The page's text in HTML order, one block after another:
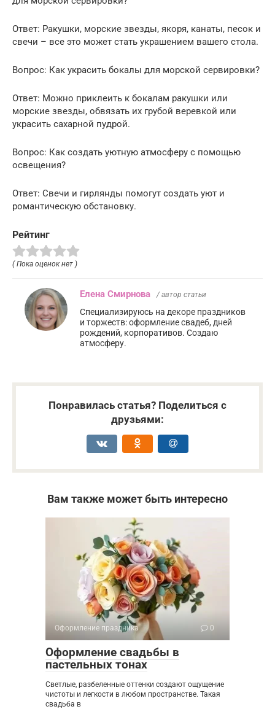
Ответ: Ракушки, морские звезды, якоря, канаты, песок и
свечи – все это может стать украшением вашего стола.
Вопрос: Как украсить бокалы для морской сервировки?
Ответ: Можно приклеить к бокалам ракушки или
морские звезды, обвязать их грубой веревкой или
украсить сахарной пудрой.
Вопрос: Как создать уютную атмосферу с помощью
освещения?
Ответ: Свечи и гирлянды помогут создать уют и
романтическую обстановку.
Рейтинг
( Пока оценок нет )
Елена Смирнова / автор статьи
Специализируюсь на декоре праздников
и торжеств: оформление свадеб, дней
рождений, корпоративов. Создаю
атмосферу.
Понравилась статья? Поделиться с
друзьями:
Вам также может быть интересно
Оформление праздника 0
Оформление свадьбы в
пастельных тонах
Светлые, разбеленные оттенки создают ощущение
чистоты и легкости в любом пространстве. Такая
свадьба в